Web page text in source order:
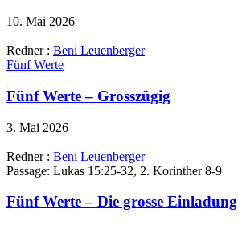
10. Mai 2026
Redner : Beni Leuenberger
Fünf Werte
Fünf Werte – Grosszügig
3. Mai 2026
Redner : Beni Leuenberger
Passage: Lukas 15:25-32, 2. Korinther 8-9
Fünf Werte – Die grosse Einladung